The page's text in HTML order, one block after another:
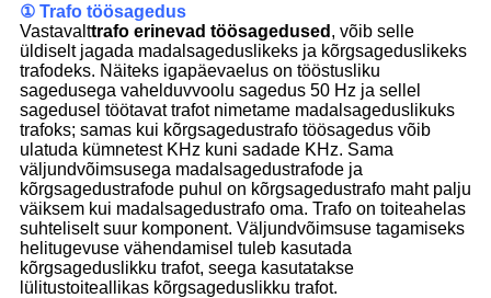
① Trafo töösagedus
Vastavalttrafo erinevad töösagedused , võib selle
üldiselt jagada madalsageduslikeks ja kõrgsageduslikeks
trafodeks. Näiteks igapäevaelus on tööstusliku
sagedusega vahelduvvoolu sagedus 50 Hz ja sellel
sagedusel töötavat trafot nimetame madalsageduslikuks
trafoks; samas kui kõrgsagedustrafo töösagedus võib
ulatuda kümnetest KHz kuni sadade KHz. Sama
väljundvõimsusega madalsagedustrafode ja
kõrgsagedustrafode puhul on kõrgsagedustrafo maht palju
väiksem kui madalsagedustrafo oma. Trafo on toiteahelas
suhteliselt suur komponent. Väljundvõimsuse tagamiseks
helitugevuse vähendamisel tuleb kasutada
kõrgsageduslikku trafot, seega kasutatakse
lülitustoiteallikas kõrgsageduslikku trafot.